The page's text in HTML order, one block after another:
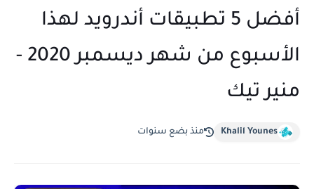
أفضل 5 تطبيقات أندرويد لهذا
الأسبوع من شهر ديسمبر 2020 -
منير تيك
Khalil Younes منذ بضع سنوات